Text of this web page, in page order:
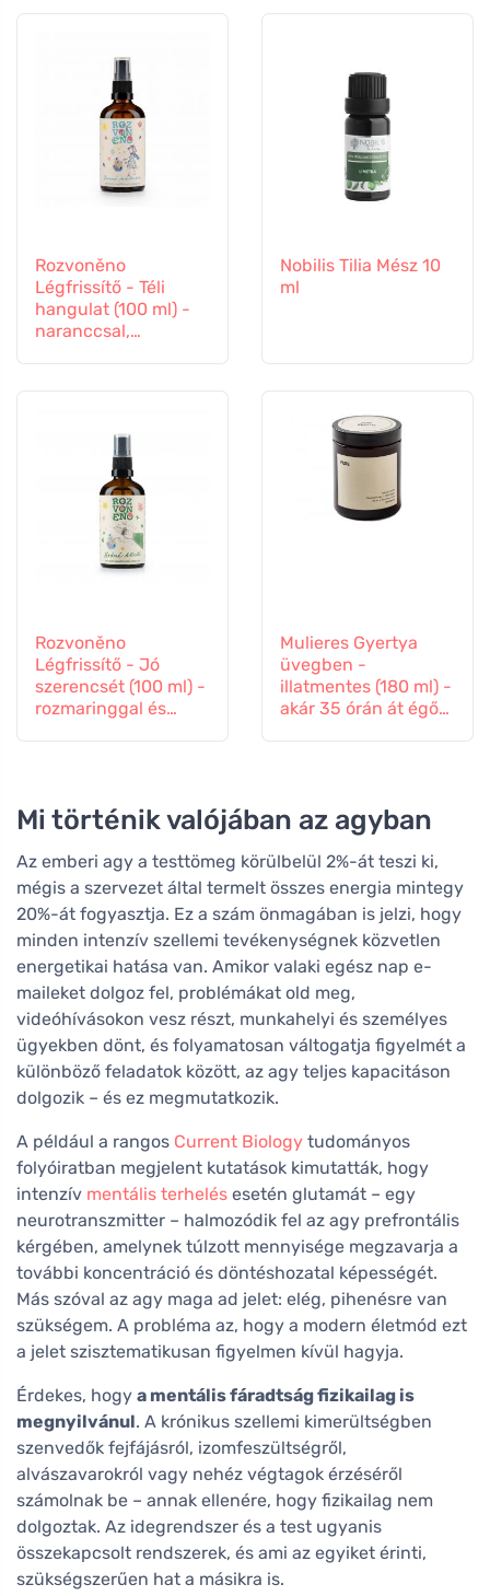
Rozvoněno
Légfrissítő - Téli
hangulat (100 ml) -
naranccsal,
Nobilis Tilia Mész 10
ml
Rozvoněno
Légfrissítő - Jó
szerencsét (100 ml) -
rozmaringgal és
Mulieres Gyertya
üvegben -
illatmentes (180 ml) -
akár 35 órán át égő
Mi történik valójában az agyban
Az emberi agy a testtömeg körülbelül 2%-át teszi ki,
mégis a szervezet által termelt összes energia mintegy
20%-át fogyasztja. Ez a szám önmagában is jelzi, hogy
minden intenzív szellemi tevékenységnek közvetlen
energetikai hatása van. Amikor valaki egész nap e-
maileket dolgoz fel, problémákat old meg,
videóhívásokon vesz részt, munkahelyi és személyes
ügyekben dönt, és folyamatosan váltogatja figyelmét a
különböző feladatok között, az agy teljes kapacitáson
dolgozik – és ez megmutatkozik.
A például a rangos Current Biology tudományos
folyóiratban megjelent kutatások kimutatták, hogy
intenzív mentális terhelés esetén glutamát – egy
neurotranszmitter – halmozódik fel az agy prefrontális
kérgében, amelynek túlzott mennyisége megzavarja a
további koncentráció és döntéshozatal képességét.
Más szóval az agy maga ad jelet: elég, pihenésre van
szükségem. A probléma az, hogy a modern életmód ezt
a jelet szisztematikusan figyelmen kívül hagyja.
Érdekes, hogy a mentális fáradtság fizikailag is
megnyilvánul. A krónikus szellemi kimerültségben
szenvedők fejfájásról, izomfeszültségről,
alvászavarokról vagy nehéz végtagok érzéséről
számolnak be – annak ellenére, hogy fizikailag nem
dolgoztak. Az idegrendszer és a test ugyanis
összekapcsolt rendszerek, és ami az egyiket érinti,
szükségszerűen hat a másikra is.